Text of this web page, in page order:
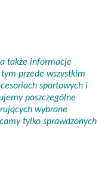
także informacje
przede wszystkim
sportowych i
poszczególne
wybrane
tylko sprawdzonych